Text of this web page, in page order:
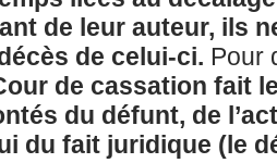
de leur auteur, ils
de celui-ci. Pour
de cassation fait
du défunt, de
du fait juridique (le